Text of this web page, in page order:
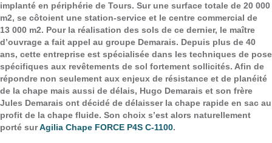
implanté en périphérie de Tours. Sur une surface totale de 20 000
m2, se côtoient une station-service et le centre commercial de
13 000 m2. Pour la réalisation des sols de ce dernier, le maître
d’ouvrage a fait appel au groupe Demarais. Depuis plus de 40
ans, cette entreprise est spécialisée dans les techniques de pose
spécifiques aux revêtements de sol fortement sollicités. Afin de
répondre non seulement aux enjeux de résistance et de planéité
de la chape mais aussi de délais, Hugo Demarais et son frère
Jules Demarais ont décidé de délaisser la chape rapide en sac au
profit de la chape fluide. Son choix s’est alors naturellement
porté surAgilia Chape FORCE P4S C-1100.